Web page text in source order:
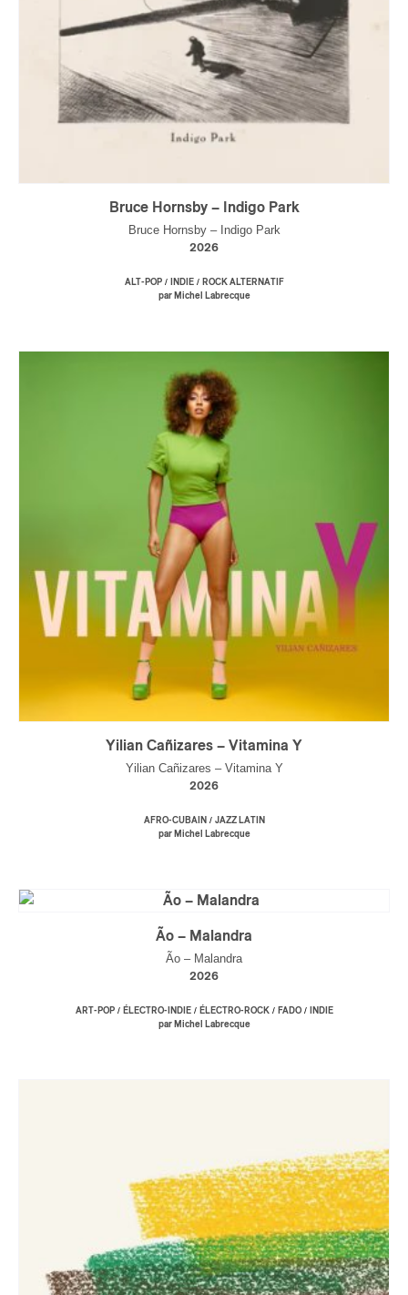
Bruce Hornsby – Indigo Park
Bruce Hornsby – Indigo Park
2026
ALT-POP/ INDIE/ ROCK ALTERNATIF
par Michel Labrecque
Yilian Cañizares – Vitamina Y
Yilian Cañizares – Vitamina Y
2026
AFRO-CUBAIN / JAZZ LATIN
par Michel Labrecque
Ão – Malandra
Ão – Malandra
2026
ART-POP/ ÉLECTRO-INDIE/ ÉLECTRO-ROCK/ FADO/
INDIE
par Michel Labrecque